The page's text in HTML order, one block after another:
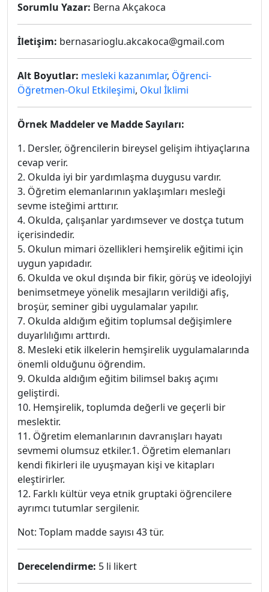
Sorumlu Yazar: Berna Akçakoca
İletişim: bernasarioglu.akcakoca@gmail.com
Alt Boyutlar: mesleki kazanımlar, Öğrenci-
Öğretmen-Okul Etkileşimi, Okul İklimi
Örnek Maddeler ve Madde Sayıları:
1. Dersler, öğrencilerin bireysel gelişim ihtiyaçlarına
cevap verir.
2. Okulda iyi bir yardımlaşma duygusu vardır.
3. Öğretim elemanlarının yaklaşımları mesleği
sevme isteğimi arttırır.
4. Okulda, çalışanlar yardımsever ve dostça tutum
içerisindedir.
5. Okulun mimari özellikleri hemşirelik eğitimi için
uygun yapıdadır.
6. Okulda ve okul dışında bir fikir, görüş ve ideolojiyi
benimsetmeye yönelik mesajların verildiği afiş,
broşür, seminer gibi uygulamalar yapılır.
7. Okulda aldığım eğitim toplumsal değişimlere
duyarlılığımı arttırdı.
8. Mesleki etik ilkelerin hemşirelik uygulamalarında
önemli olduğunu öğrendim.
9. Okulda aldığım eğitim bilimsel bakış açımı
geliştirdi.
10. Hemşirelik, toplumda değerli ve geçerli bir
meslektir.
11. Öğretim elemanlarının davranışları hayatı
sevmemi olumsuz etkiler.1. Öğretim elemanları
kendi fikirleri ile uyuşmayan kişi ve kitapları
eleştirirler.
12. Farklı kültür veya etnik gruptaki öğrencilere
ayrımcı tutumlar sergilenir.
Not: Toplam madde sayısı 43 tür.
Derecelendirme: 5 li likert